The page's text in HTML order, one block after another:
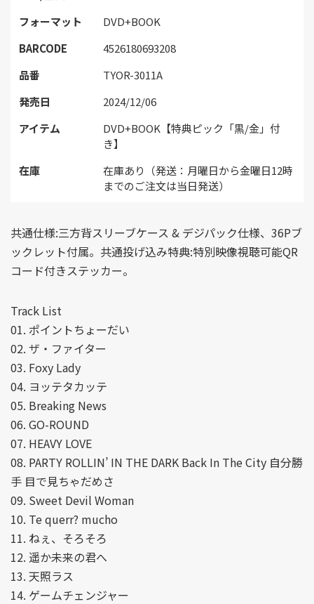
フォーマット
DVD+BOOK
BARCODE
4526180693208
品番
TYOR-3011A
発売日
2024/12/06
アイテム
DVD+BOOK【特典ピック「黒/金」付
き】
在庫
在庫あり（発送：月曜日から金曜日12時
までのご注文は当日発送）
共通仕様:三方背スリーブケース & デジパック仕様、36Pブ
ックレット付属。共通投げ込み特典:特別映像視聴可能QR
コード付きステッカー。
Track List
01. ポイントちょーだい
02. ザ・ファイター
03. Foxy Lady
04. ヨッテタカッテ
05. Breaking News
06. GO-ROUND
07. HEAVY LOVE
08. PARTY ROLLIN’ IN THE DARK Back In The City 自分勝
手 目で見ちゃだめさ
09. Sweet Devil Woman
10. Te querr? mucho
11. ねぇ、そろそろ
12. 遥か未来の君へ
13. 天照ラス
14. ゲームチェンジャー